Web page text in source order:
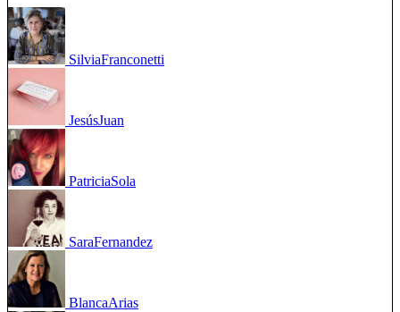
SilviaFranconetti
JesúsJuan
PatriciaSola
SaraFernandez
BlancaArias